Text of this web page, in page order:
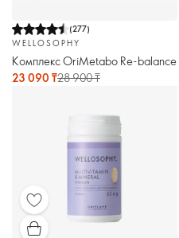
(277)
WELLOSOPHY
Комплекс OriMetabo Re-balance
23 090 ₸28 900 ₸